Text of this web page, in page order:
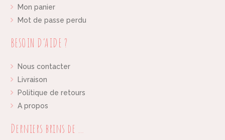
Mon panier
Mot de passe perdu
BESOIN D’AIDE ?
Nous contacter
Livraison
Politique de retours
A propos
Derniers brins de …